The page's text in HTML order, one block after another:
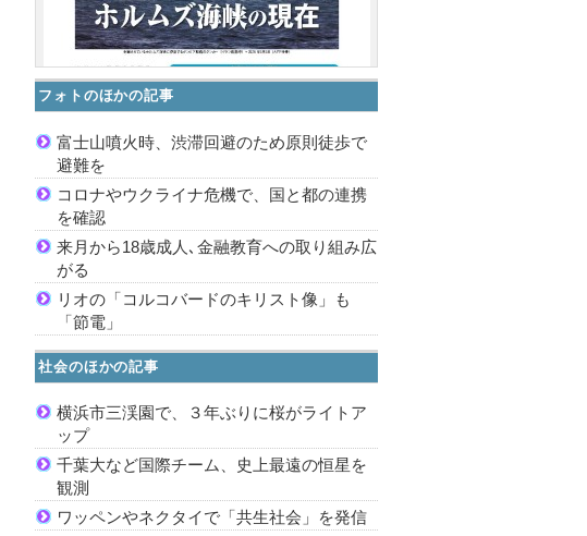
フォトのほかの記事
富士山噴火時、渋滞回避のため原則徒歩で
避難を
コロナやウクライナ危機で、国と都の連携
を確認
来月から18歳成人､金融教育への取り組み広
がる
リオの「コルコバードのキリスト像」も
「節電」
社会のほかの記事
横浜市三渓園で、３年ぶりに桜がライトア
ップ
千葉大など国際チーム、史上最遠の恒星を
観測
ワッペンやネクタイで「共生社会」を発信